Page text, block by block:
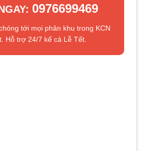
0976699469
tới mọi phân khu trong KCN
Hỗ trợ 24/7 kể cả Lễ Tết.